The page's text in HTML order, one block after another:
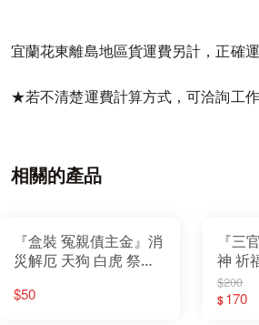
宜蘭花東離島地區貨運費另計，正確
★若不清楚運費計算方式，可洽詢工
相關的產品
『盒裝 冤親債主金』消
災解厄 天狗 白虎 祭改
金
$50
『三
神 祈
補運
玉帝
$200
$170